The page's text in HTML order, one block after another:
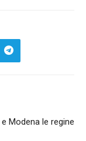
Modena le regine